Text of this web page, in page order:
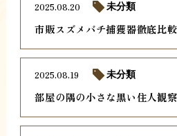
市販スズメバチ捕獲器徹底比較
2025.08.20 未分類
部屋の隅の小さな黒い住人観
2025.08.19 未分類